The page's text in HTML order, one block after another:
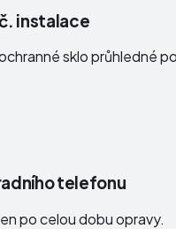
instalace
sklo průhledné
telefonu
po celou dobu opravy.